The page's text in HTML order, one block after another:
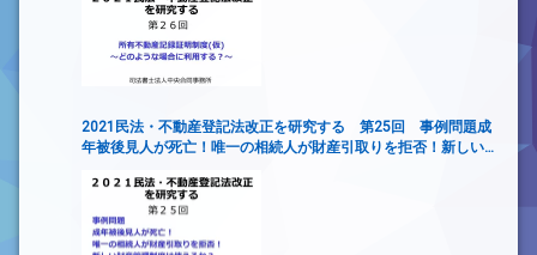
2021民法・不動産登記法改正を研究する 第25回 事例問題成
年被後見人が死亡！唯一の相続人が財産引取りを拒否！新しい